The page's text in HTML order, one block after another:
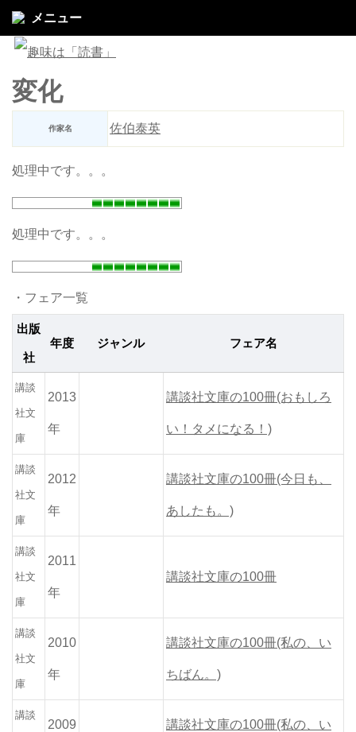
メニュー
変化
作家名 佐伯泰英
処理中です。。。
処理中です。。。
・フェア一覧
出版
社
年度 ジャンル フェア名
講談
社文
庫
2013
年
講談社文庫の100冊(おもしろ
い！タメになる！)
講談
社文
庫
2012
年
講談社文庫の100冊(今日も、
あしたも。)
講談
社文
庫
2011
年
講談社文庫の100冊
講談
社文
庫
2010
年
講談社文庫の100冊(私の、い
ちばん。)
講談
2009 講談社文庫の100冊(私の、い